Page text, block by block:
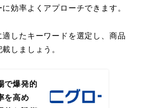
効率よくアプローチできます。
したキーワードを選定し、商品
しましょう。
で爆発的
を高め